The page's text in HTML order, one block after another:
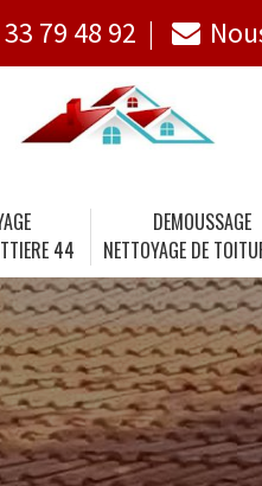
79 48 92
44
DEMOUSSAGE
NETTOYAGE DE